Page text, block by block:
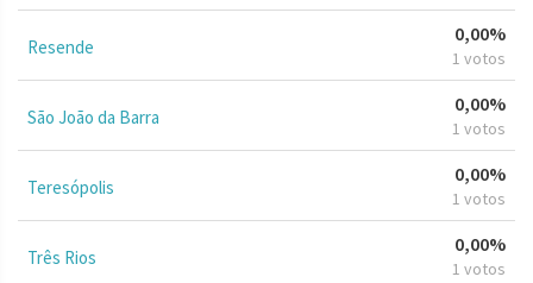
Resende
0,00%
1 votos
São João da Barra
0,00%
1 votos
Teresópolis
0,00%
1 votos
Três Rios
0,00%
1 votos